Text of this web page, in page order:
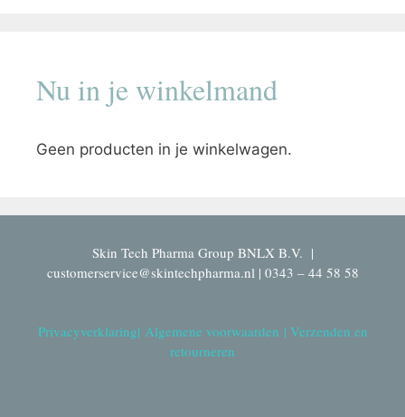
Nu in je winkelmand
Geen producten in je winkelwagen.
Skin Tech Pharma Group BNLX B.V. |
customerservice@skintechpharma.nl | 0343 – 44 58 58
Privacyverklaring| Algemene voorwaarden | Verzenden en
retourneren